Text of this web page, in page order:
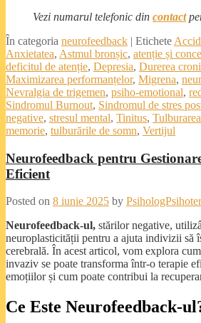
Vezi numarul telefonic din contact
În categoria neurofeedback | Etichete
Anxietatea, Astmul bronșic, atenție și
deficitul de atenție, Depresia, Durerea
Maximizarea performanțelor, Migrena,
Nevralgia de trigemen, psiho-emotional,
Sindromul Burnout, Sindromul de stres
negative, stresul mental, Tinitus,
memorie, tulburările de somn, Vertijul
Neurofeedback pentru
Eficient
Posted on 8 iunie 2025 by
Neurofeedback-ul, stărilor negative,
neuroplasticității pentru a ajuta indivizii să
cerebrală. În acest articol, vom explora
invaziv se poate transforma într-o terapie
emoțiilor și cum poate contribui la
Ce Este Neurofeedback-